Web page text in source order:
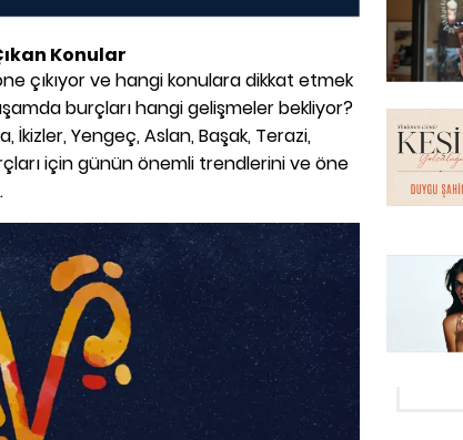
Konular
çıkıyor ve hangi konulara dikkat etmek
burçları hangi gelişmeler bekliyor?
İkizler, Yengeç, Aslan, Başak, Terazi,
için günün önemli trendlerini ve öne